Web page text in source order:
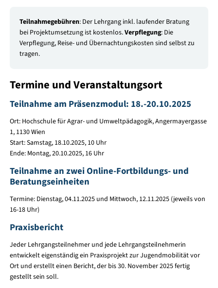
Teilnahmegebühren: Der Lehrgang inkl. laufender Bratung
bei Projektumsetzung ist kostenlos.Verpflegung: Die
Verpflegung, Reise- und Übernachtungskosten sind selbst zu
tragen.
Termine und Veranstaltungsort
Teilnahme am Präsenzmodul: 18.-20.10.2025
Ort: Hochschule für Agrar- und Umweltpädagogik, Angermayergasse
1, 1130 Wien
Start: Samstag, 18.10.2025, 10 Uhr
Ende: Montag, 20.10.2025, 16 Uhr
Teilnahme an zwei Online-Fortbildungs- und
Beratungseinheiten
Termine: Dienstag, 04.11.2025 und Mittwoch, 12.11.2025 (jeweils von
16-18 Uhr)
Praxisbericht
Jeder Lehrgangsteilnehmer und jede Lehrgangsteilnehmerin
entwickelt eigenständig ein Praxisprojekt zur Jugendmobilität vor
Ort und erstellt einen Bericht, der bis 30. November 2025 fertig
gestellt sein soll.